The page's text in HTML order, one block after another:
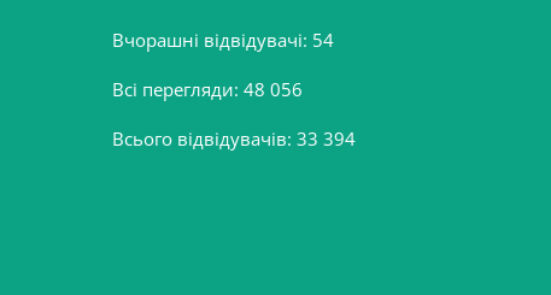
Вчорашні відвідувачі: 54
Всі перегляди: 48 056
Всього відвідувачів: 33 394